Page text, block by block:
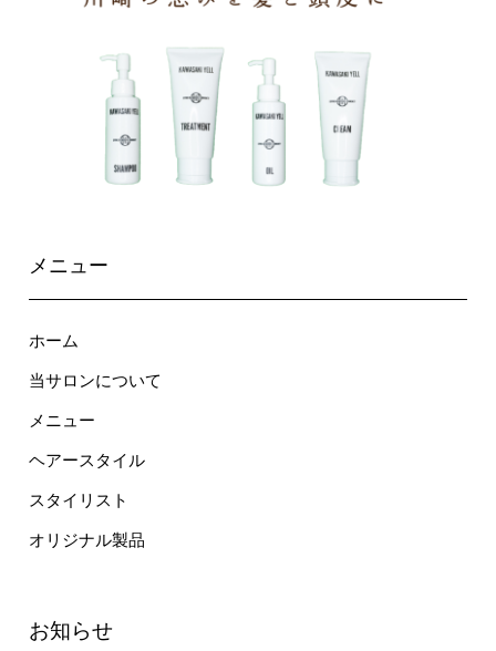
メニュー
ホーム
当サロンについて
メニュー
ヘアースタイル
スタイリスト
オリジナル製品
お知らせ